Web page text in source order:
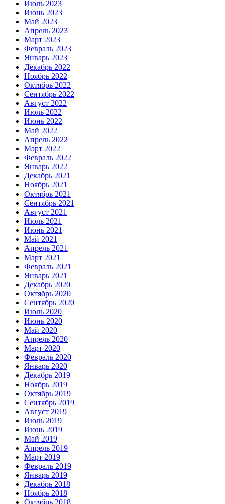
Июль 2023
Июнь 2023
Май 2023
Апрель 2023
Март 2023
Февраль 2023
Январь 2023
Декабрь 2022
Ноябрь 2022
Октябрь 2022
Сентябрь 2022
Август 2022
Июль 2022
Июнь 2022
Май 2022
Апрель 2022
Март 2022
Февраль 2022
Январь 2022
Декабрь 2021
Ноябрь 2021
Октябрь 2021
Сентябрь 2021
Август 2021
Июль 2021
Июнь 2021
Май 2021
Апрель 2021
Март 2021
Февраль 2021
Январь 2021
Декабрь 2020
Октябрь 2020
Сентябрь 2020
Июль 2020
Июнь 2020
Май 2020
Апрель 2020
Март 2020
Февраль 2020
Январь 2020
Декабрь 2019
Ноябрь 2019
Октябрь 2019
Сентябрь 2019
Август 2019
Июль 2019
Июнь 2019
Май 2019
Апрель 2019
Март 2019
Февраль 2019
Январь 2019
Декабрь 2018
Ноябрь 2018
Октябрь 2018